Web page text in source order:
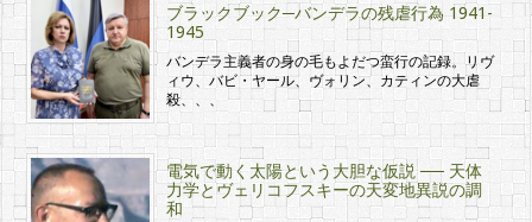
ブラックブック─バンデラの残虐行為 1941-
1945
バンデラ主義者の身の毛もよだつ蛮行の記録。リヴ
ィウ、バビ・ヤール、ヴォリン、カティンの大虐
殺、、、
電気で動く太陽という大胆な仮説 ── 天体
力学とヴェリコフスキーの天変地異説の調
和